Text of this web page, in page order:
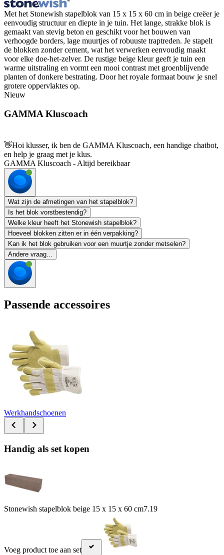
Met het Stonewish stapelblok van 15 x 15 x 60 cm in beige creëer je
eenvoudig structuur en diepte in je tuin. Het lange, strakke blok is
gemaakt van stevig beton en geschikt voor het bouwen van
verhoogde borders, lage muurtjes of robuuste traptreden. Je stapelt
de blokken zonder cement, wat het verwerken eenvoudig maakt
voor elke doe-het-zelver. De rustige beige kleur geeft je tuin een
warme uitstraling en vormt een mooi contrast met groenblijvende
planten of donkere bestrating. Door het royale formaat bouw je snel
grotere oppervlaktes op.
Nieuw
GAMMA Kluscoach
👋Hoi klusser, ik ben de GAMMA Kluscoach, een handige chatbot,
en help je graag met je klus.
GAMMA Kluscoach - Altijd bereikbaar
Wat zijn de afmetingen van het stapelblok?
Is het blok vorstbestendig?
Welke kleur heeft het Stonewish stapelblok?
Hoeveel blokken zitten er in één verpakking?
Kan ik het blok gebruiken voor een muurtje zonder metselen?
Andere vraag...
Passende accessoires
Werkhandschoenen
Handig als set kopen
Stonewish stapelblok beige 15 x 15 x 60 cm7.19
Voeg product toe aan set